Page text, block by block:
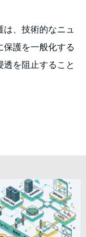
、技術的なニュ
保護を一般化する
を阻止すること